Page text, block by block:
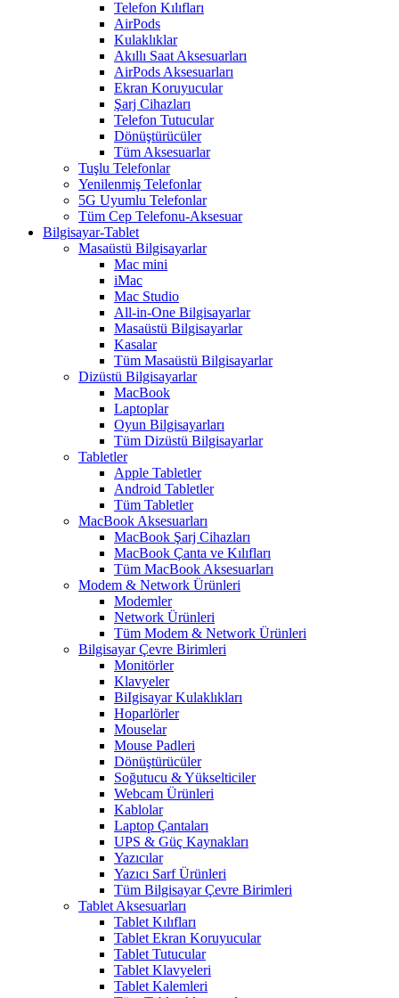
Telefon Kılıfları
AirPods
Kulaklıklar
Akıllı Saat Aksesuarları
AirPods Aksesuarları
Ekran Koruyucular
Şarj Cihazları
Telefon Tutucular
Dönüştürücüler
Tüm Aksesuarlar
Tuşlu Telefonlar
Yenilenmiş Telefonlar
5G Uyumlu Telefonlar
Tüm Cep Telefonu-Aksesuar
Bilgisayar-Tablet
Masaüstü Bilgisayarlar
Mac mini
iMac
Mac Studio
All-in-One Bilgisayarlar
Masaüstü Bilgisayarlar
Kasalar
Tüm Masaüstü Bilgisayarlar
Dizüstü Bilgisayarlar
MacBook
Laptoplar
Oyun Bilgisayarları
Tüm Dizüstü Bilgisayarlar
Tabletler
Apple Tabletler
Android Tabletler
Tüm Tabletler
MacBook Aksesuarları
MacBook Şarj Cihazları
MacBook Çanta ve Kılıfları
Tüm MacBook Aksesuarları
Modem & Network Ürünleri
Modemler
Network Ürünleri
Tüm Modem & Network Ürünleri
Bilgisayar Çevre Birimleri
Monitörler
Klavyeler
BiIgisayar Kulaklıkları
Hoparlörler
Mouselar
Mouse Padleri
Dönüştürücüler
Soğutucu & Yükselticiler
Webcam Ürünleri
Kablolar
Laptop Çantaları
UPS & Güç Kaynakları
Yazıcılar
Yazıcı Sarf Ürünleri
Tüm Bilgisayar Çevre Birimleri
Tablet Aksesuarları
Tablet Kılıfları
Tablet Ekran Koruyucular
Tablet Tutucular
Tablet Klavyeleri
Tablet Kalemleri